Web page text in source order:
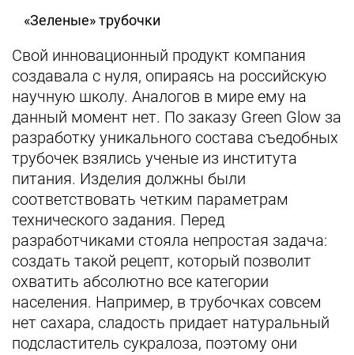
«Зеленые» трубочки
Свой инновационный продукт компания
создавала с нуля, опираясь на российскую
научную школу. Аналогов в мире ему на
данный момент нет. По заказу Green Glow за
разработку уникального состава съедобных
трубочек взялись ученые из института
питания. Изделия должны были
соответствовать четким параметрам
технического задания. Перед
разработчиками стояла непростая задача:
создать такой рецепт, который позволит
охватить абсолютно все категории
населения. Например, в трубочках совсем
нет сахара, сладость придает натуральный
подсластитель сукралоза, поэтому они